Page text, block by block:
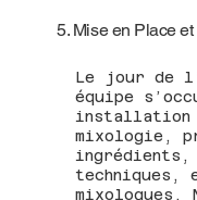
5. Mise en Place
Le jour de
équipe
installation
mixologie,
techniques,
mixologues.